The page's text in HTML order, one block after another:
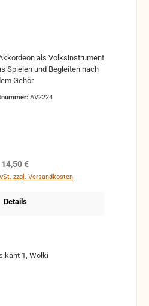
als Volksinstrument
Spielen und Begleiten nach
Gehör
AV2224
Regulärer Preis:
14,50 €
zzgl. Versandkosten
Details